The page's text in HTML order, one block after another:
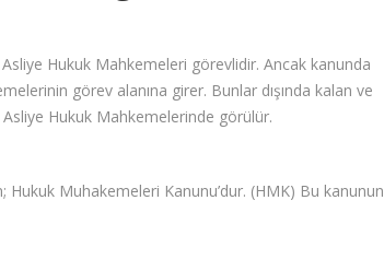
Hukuk Mahkemeleri görevlidir. Ancak kanunda
görev alanına girer. Bunlar dışında kalan ve
Hukuk Mahkemelerinde görülür.
Hukuk Muhakemeleri Kanunu’dur. (HMK) Bu kanunun